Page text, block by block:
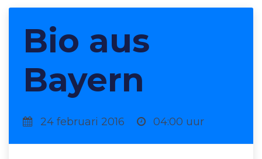
Bio aus
Bayern
24 februari 2016 04:00 uur